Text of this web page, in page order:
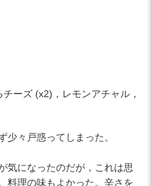
ーズ (x2)，レモンアチャル，
少々戸惑ってしまった。
気になったのだが，これは思
料理の味もよかった。辛さを